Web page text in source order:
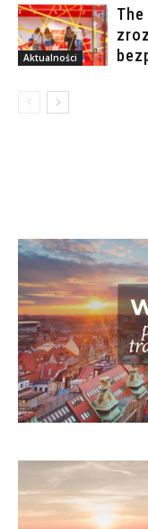
Aktualności